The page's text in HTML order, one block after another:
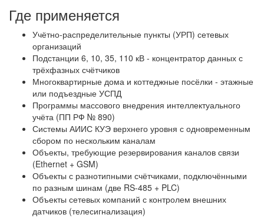
Где применяется
Учётно-распределительные пункты (УРП) сетевых
организаций
Подстанции 6, 10, 35, 110 кВ - концентратор данных с
трёхфазных счётчиков
Многоквартирные дома и коттеджные посёлки - этажные
или подъездные УСПД
Программы массового внедрения интеллектуального
учёта (ПП РФ № 890)
Системы АИИС КУЭ верхнего уровня с одновременным
сбором по нескольким каналам
Объекты, требующие резервирования каналов связи
(Ethernet + GSM)
Объекты с разнотипными счётчиками, подключёнными
по разным шинам (две RS-485 + PLC)
Объекты сетевых компаний с контролем внешних
датчиков (телесигнализация)